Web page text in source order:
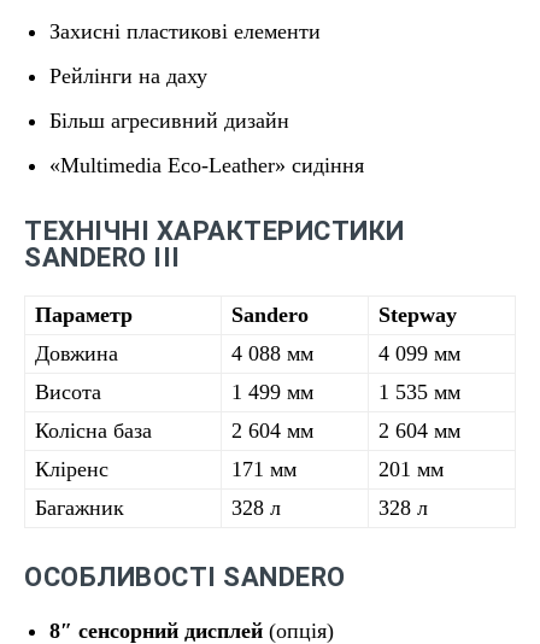
Захисні пластикові елементи
Рейлінги на даху
Більш агресивний дизайн
«Multimedia Eco-Leather» сидіння
ТЕХНІЧНІ ХАРАКТЕРИСТИКИ
SANDERO III
Параметр Sandero
Stepway
Довжина
4 088 мм
4 099 мм
Висота
1 499 мм
1 535 мм
Колісна база
2 604 мм
2 604 мм
Кліренс
171 мм
201 мм
Багажник
328 л 328 л
ОСОБЛИВОСТІ SANDERO
8″ сенсорний дисплей (опція)